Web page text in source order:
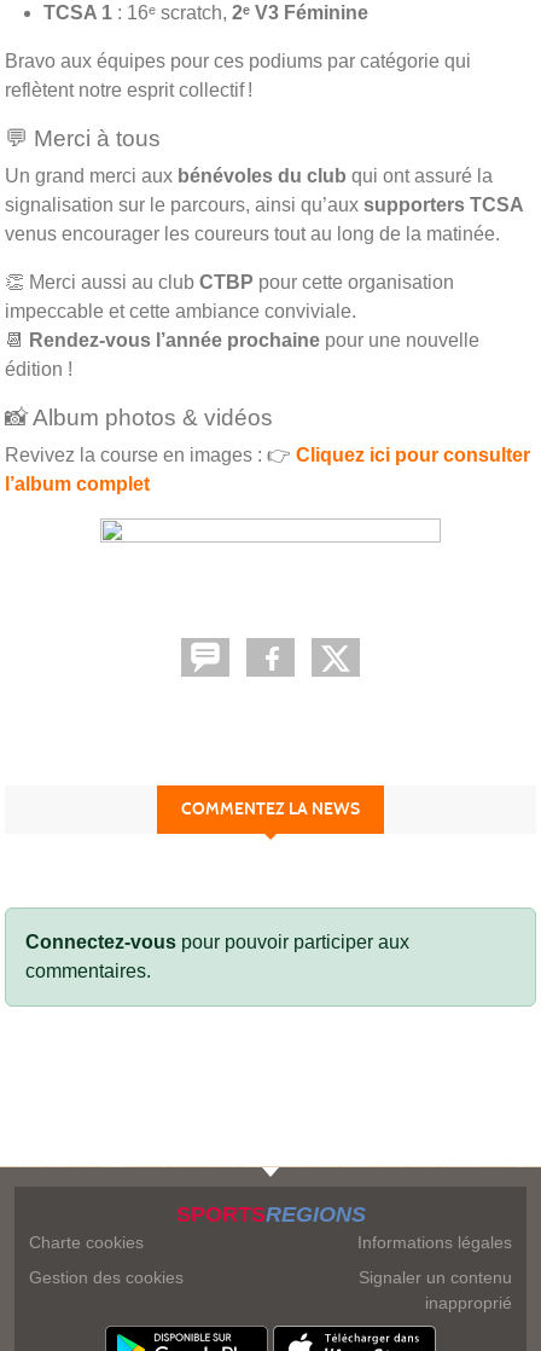
TCSA 1 : 16ᵉ scratch, 2ᵉ V3 Féminine
Bravo aux équipes pour ces podiums par catégorie qui
reflètent notre esprit collectif !
💬 Merci à tous
Un grand merci aux bénévoles du club qui ont assuré la
signalisation sur le parcours, ainsi qu’aux supporters TCSA
venus encourager les coureurs tout au long de la matinée.
👏 Merci aussi au club CTBP pour cette organisation
impeccable et cette ambiance conviviale.
📆
Rendez-vous l’année prochaine pour une nouvelle
édition !
📸 Album photos & vidéos
Revivez la course en images : 👉 Cliquez ici pour consulter
l’album complet
COMMENTEZ LA NEWS
Connectez-vous pour pouvoir participer aux
commentaires.
SPORTSREGIONS
Charte cookies
Gestion des cookies
Informations légales
Signaler un contenu
inapproprié